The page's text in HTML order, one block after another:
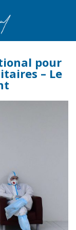
pour
– Le